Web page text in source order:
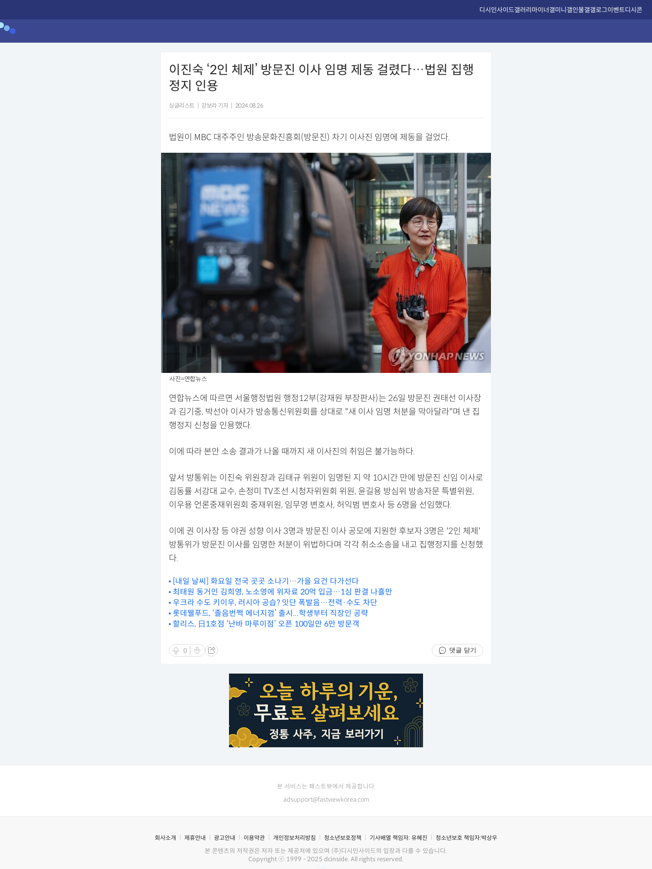
디시인사이드갤러리마이너갤미니갤인물갤갤로그이벤트디시콘
이진숙 ‘2인 체제’ 방문진 이사 임명 제동 걸렸다…법원 집행
정지 인용
싱글리스트 강보라 기자 2024.08.26
법원이 MBC 대주주인 방송문화진흥회(방문진) 차기 이사진 임명에 제동을 걸었다.
사진=연합뉴스
연합뉴스에 따르면 서울행정법원 행정12부(강재원 부장판사)는 26일 방문진 권태선 이사장
과 김기중, 박선아 이사가 방송통신위원회를 상대로 "새 이사 임명 처분을 막아달라"며 낸 집
행정지 신청을 인용했다.
이에 따라 본안 소송 결과가 나올 때까지 새 이사진의 취임은 불가능하다.
앞서 방통위는 이진숙 위원장과 김태규 위원이 임명된 지 약 10시간 만에 방문진 신임 이사로
김동률 서강대 교수, 손정미 TV조선 시청자위원회 위원, 윤길용 방심위 방송자문 특별위원,
이우용 언론중재위원회 중재위원, 임무영 변호사, 허익범 변호사 등 6명을 선임했다.
이에 권 이사장 등 야권 성향 이사 3명과 방문진 이사 공모에 지원한 후보자 3명은 '2인 체제'
방통위가 방문진 이사를 임명한 처분이 위법하다며 각각 취소소송을 내고 집행정지를 신청했
다.
[내일 날씨] 화요일 전국 곳곳 소나기…가을 요건 다가선다
최태원 동거인 김희영, 노소영에 위자료 20억 입금…1심 판결 나흘만
우크라 수도 키이우, 러시아 공습? 잇단 폭발음…전력·수도 차단
롯데웰푸드, ‘졸음번쩍 에너지껌’ 출시...학생부터 직장인 공략
할리스, 日1호점 ‘난바 마루이점’ 오픈 100일만 6만 방문객
0 댓글 닫기
본 서비스는 패스트뷰에서 제공합니다.
adsupport@fastviewkorea.com
회사소개 제휴안내 광고안내 이용약관 개인정보처리방침 청소년보호정책 기사배열 책임자: 유혜진 청소년보호 책임자:박상우
본 콘텐츠의 저작권은 저자 또는 제공처에 있으며 (주)디시인사이드의 입장과 다를 수 있습니다.
Copyright ⓒ 1999 - 2025 dcinside. All rights reserved.